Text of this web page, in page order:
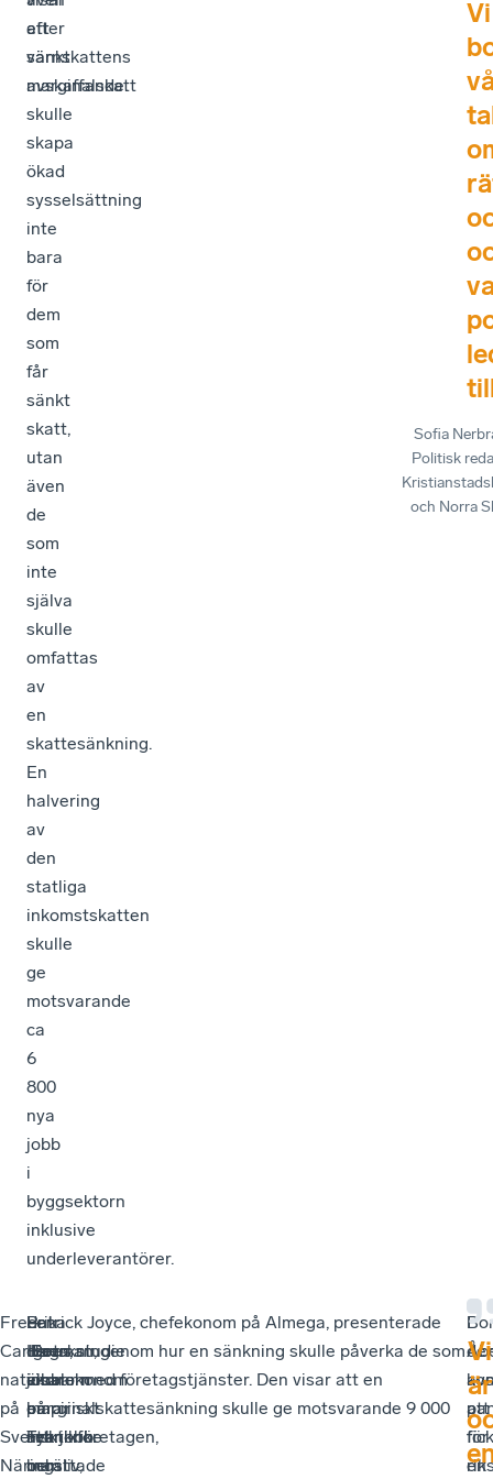
att
sänkt
marginalskatt
skulle
skapa
ökad
sysselsättning
inte
bara
för
dem
som
får
sänkt
skatt,
utan
även
de
som
inte
själva
skulle
omfattas
av
en
skattesänkning.
En
halvering
av
den
statliga
inkomstskatten
skulle
ge
motsvarande
ca
6
800
nya
jobb
i
byggsektorn
inklusive
underleverantörer.
efter
värnskattens
avskaffande.
Vi
Sofia
Politisk
och Norra
Fredrik
Carlgren,
nationalekonom
på
Svenskt
Näringsliv,
–
Det
är
bara
Frankrike
och
Lena
Hagman,
ekonom
på
Teknikföretagen,
berättade
–
Forskningen
visar
empiriskt
att
man
Patrick Joyce, chefekonom på Almega, presenterade
deras studie om hur en sänkning skulle påverka de som
jobbar med företagstjänster. Den visar att en
marginalskattesänkning skulle ge motsvarande 9 000
nya jobb.
I
fick
att
för
en
Vi
är